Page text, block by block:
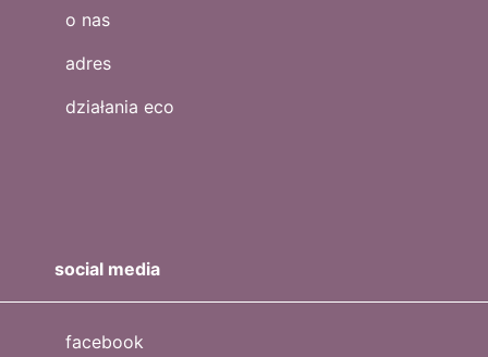
o nas
adres
działania eco
social media
facebook